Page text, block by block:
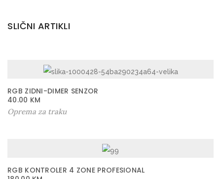
SLIČNI ARTIKLI
RGB ZIDNI-DIMER SENZOR
40.00 KM
Oprema za traku
RGB KONTROLER 4 ZONE PROFESIONAL